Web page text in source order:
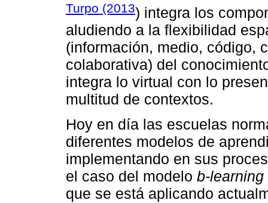
Turpo (2013) integra los
aludiendo a la flexibilidad
(información, medio, código,
colaborativa) del
integra lo virtual con lo
multitud de contextos.
Hoy en día las escuelas
diferentes modelos de
implementando en sus
el caso del modelo b-learning
que se está aplicando